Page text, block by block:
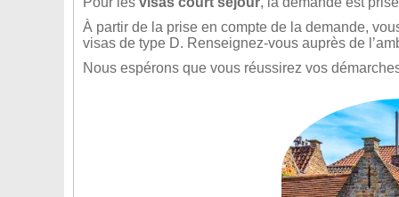
À partir de la prise en compte de la demande,
visas de type D. Renseignez-vous auprès de
Nous espérons que vous réussirez vos